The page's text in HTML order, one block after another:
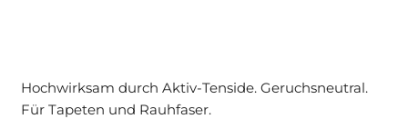
Hochwirksam durch Aktiv-Tenside. Geruchsneutral.
Für Tapeten und Rauhfaser.